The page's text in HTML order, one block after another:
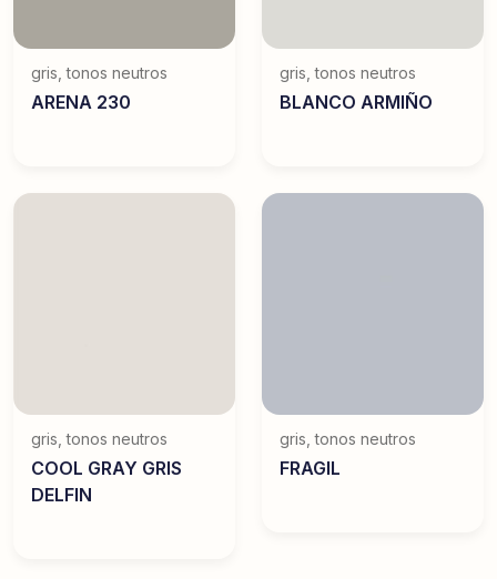
gris ,tonos neutros
ARENA 230
gris ,tonos neutros
BLANCO ARMIÑO
gris ,tonos neutros
COOL GRAY GRIS
DELFIN
gris ,tonos neutros
FRAGIL